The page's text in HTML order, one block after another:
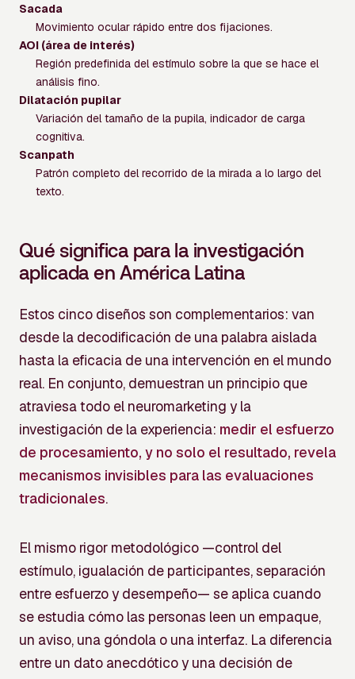
Sacada
Movimiento ocular rápido entre dos fijaciones.
AOI (área de interés)
Región predefinida del estímulo sobre la que se hace el
análisis fino.
Dilatación pupilar
Variación del tamaño de la pupila, indicador de carga
cognitiva.
Scanpath
Patrón completo del recorrido de la mirada a lo largo del
texto.
Qué significa para la investigación
aplicada en América Latina
Estos cinco diseños son complementarios: van
desde la decodificación de una palabra aislada
hasta la eficacia de una intervención en el mundo
real. En conjunto, demuestran un principio que
atraviesa todo el neuromarketing y la
investigación de la experiencia: medir el esfuerzo
de procesamiento, y no solo el resultado, revela
mecanismos invisibles para las evaluaciones
tradicionales.
El mismo rigor metodológico —control del
estímulo, igualación de participantes, separación
entre esfuerzo y desempeño— se aplica cuando
se estudia cómo las personas leen un empaque,
un aviso, una góndola o una interfaz. La diferencia
entre un dato anecdótico y una decisión de